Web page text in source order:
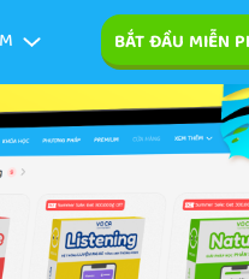
BẮT ĐẦU MIỄN